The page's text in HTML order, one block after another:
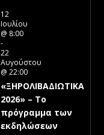
12
Ιουλίου
@ 8:00
-
22
Αυγούστου
@ 22:00
«ΞΗΡΟΛΙΒΑΔΙΩΤΙΚΑ
2026» – To
πρόγραμμα των
εκδηλώσεων